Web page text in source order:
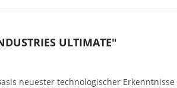
ULTIMATE"
neuester technologischer